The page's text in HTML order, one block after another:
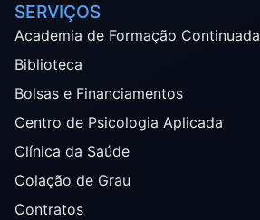
SERVIÇOS
Academia de Formação Continuada
Biblioteca
Bolsas e Financiamentos
Centro de Psicologia Aplicada
Clínica da Saúde
Colação de Grau
Contratos